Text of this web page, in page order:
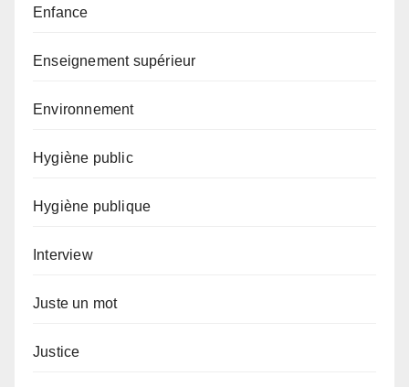
Enfance
Enseignement supérieur
Environnement
Hygiène public
Hygiène publique
Interview
Juste un mot
Justice